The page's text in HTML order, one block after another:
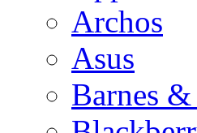
Archos
Asus
Barnes